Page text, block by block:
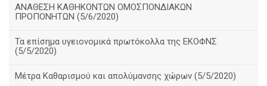
ΑΝΑΘΕΣΗ ΚΑΘΗΚΟΝΤΩΝ ΟΜΟΣΠΟΝΔΙΑΚΩΝ
ΠΡΟΠΟΝΗΤΩΝ (5/6/2020)
Τα επίσημα υγειονομικά πρωτόκολλα της ΕΚΟΦΝΣ
(5/5/2020)
Μέτρα Καθαρισμού και απολύμανσης χώρων (5/5/2020)